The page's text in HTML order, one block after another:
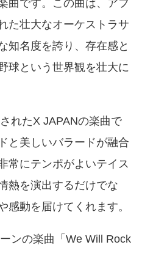
曲です。この曲は、アフ
た壮大なオーケストラサ
知名度を誇り、存在感と
球という世界観を壮大に
れたX JAPANの楽曲で
と美しいバラードが融合
常にテンポがよいテイス
熱を演出するだけでな
感動を届けてくれます。
ンの楽曲「We Will Rock